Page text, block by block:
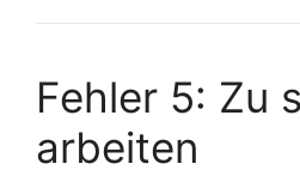
Fehler 5: Zu
arbeiten